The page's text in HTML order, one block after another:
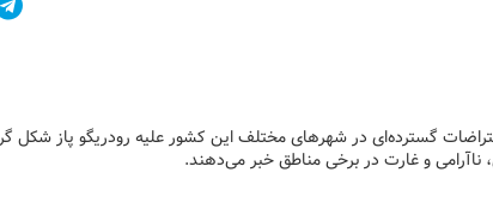
گسترده‌ای در شهرهای مختلف این کشور علیه رودریگو پاز شکل
ناآرامی و غارت در برخی مناطق خبر می‌دهند.